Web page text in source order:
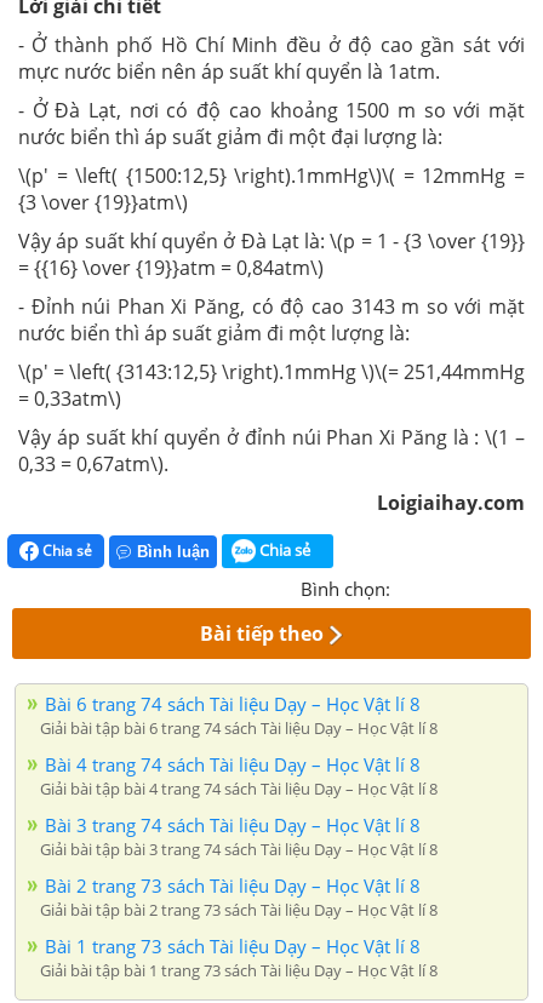
Lời giải chi tiết
- Ở thành phố Hồ Chí Minh đều ở độ cao gần sát với
mực nước biển nên áp suất khí quyển là 1atm.
- Ở Đà Lạt, nơi có độ cao khoảng 1500 m so với mặt
nước biển thì áp suất giảm đi một đại lượng là:
\(p' = \left( {1500:12,5} \right).1mmHg\)\( = 12mmHg =
{3 \over {19}}atm\)
Vậy áp suất khí quyển ở Đà Lạt là: \(p = 1 - {3 \over {19}}
= {{16} \over {19}}atm = 0,84atm\)
- Đỉnh núi Phan Xi Păng, có độ cao 3143 m so với mặt
nước biển thì áp suất giảm đi một lượng là:
\(p' = \left( {3143:12,5} \right).1mmHg \)\(= 251,44mmHg
= 0,33atm\)
Vậy áp suất khí quyển ở đỉnh núi Phan Xi Păng là : \(1 –
0,33 = 0,67atm\).
Loigiaihay.com
Chia sẻ Bình luận Chia sẻ
Bình chọn:
Bài tiếp theo
Bài 6 trang 74 sách Tài liệu Dạy – Học Vật lí 8
Giải bài tập bài 6 trang 74 sách Tài liệu Dạy – Học Vật lí 8
Bài 4 trang 74 sách Tài liệu Dạy – Học Vật lí 8
Giải bài tập bài 4 trang 74 sách Tài liệu Dạy – Học Vật lí 8
Bài 3 trang 74 sách Tài liệu Dạy – Học Vật lí 8
Giải bài tập bài 3 trang 74 sách Tài liệu Dạy – Học Vật lí 8
Bài 2 trang 73 sách Tài liệu Dạy – Học Vật lí 8
Giải bài tập bài 2 trang 73 sách Tài liệu Dạy – Học Vật lí 8
Bài 1 trang 73 sách Tài liệu Dạy – Học Vật lí 8
Giải bài tập bài 1 trang 73 sách Tài liệu Dạy – Học Vật lí 8